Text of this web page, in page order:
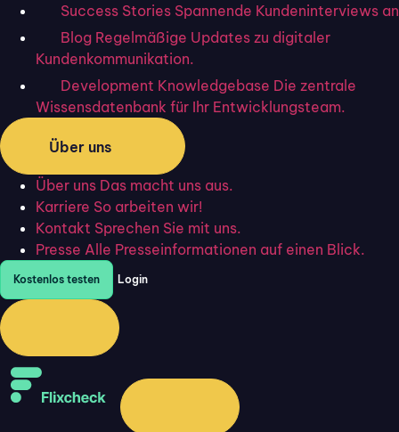
Success Stories Spannende Kundeninterviews
Blog Regelmäßige Updates zu digitaler
Kundenkommunikation.
Development Knowledgebase Die zentrale
Wissensdatenbank für Ihr Entwicklungsteam.
Über uns
Über uns Das macht uns aus.
Karriere So arbeiten wir!
Kontakt Sprechen Sie mit uns.
Presse Alle Presseinformationen auf einen Blick.
Kostenlos testen Login
Unterschriften gibt es?
Die GesetzgebungeIDAS in der EU
zwischen drei unterschiedlichen
digitalen Unterschriften
Einfachen Elektronischen Signatur(EES), der
Fortgeschrittenen Elektronischen Signatur
Qualifizierten Elektronischen Signatur
Bei der Auswahl der Signatur, welche die Anforderungen
Ihres Unternehmens erfüllt, spielen vor allem die Faktoren
Identitätsprüfung, Sicherheitsniveau
und
Beweiskraft
eine Rolle. In diesem Artikel lernen Sie die Unterschiede
zwischen den verschiedenen
die für Ihr Unternehmen optimale Entscheidung treffen zu
können.
Wie unterscheiden sich die